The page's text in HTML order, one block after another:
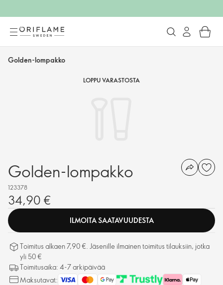
Golden-lompakko
LOPPU VARASTOSTA
Golden-lompakko
123378
34,90 €
ILMOITA SAATAVUUDESTA
Toimitus alkaen 7,90 €. Jäsenille ilmainen toimitus tilauksiin, jotka
yli 50 €
Toimitusaika: 4-7 arkipäivää
Maksutavat: